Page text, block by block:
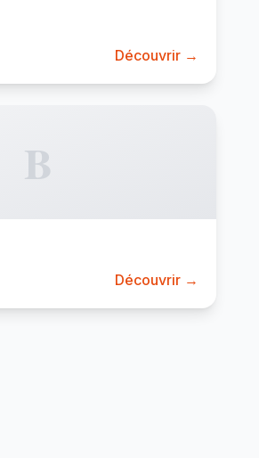
Découvrir →
B
Découvrir →